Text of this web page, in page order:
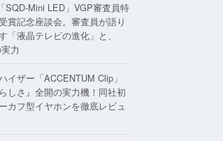
SQD-Mini LED」VGP審査員特
賞記念座談会。審査員が語り
「液晶テレビの進化」と、
力
イザー「ACCENTUM Clip」
しさ』全開の実力機！同社初
カフ型イヤホンを徹底レビュ